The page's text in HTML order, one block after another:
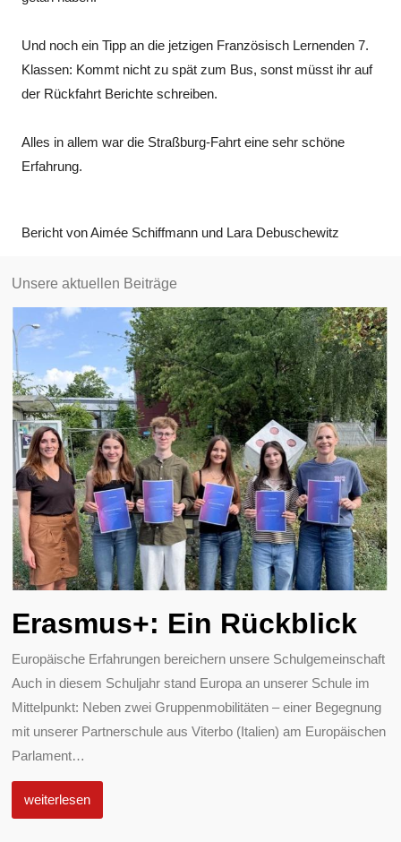
Und noch ein Tipp an die jetzigen Französisch Lernenden 7.
Klassen: Kommt nicht zu spät zum Bus, sonst müsst ihr auf
der Rückfahrt Berichte schreiben.
Alles in allem war die Straßburg-Fahrt eine sehr schöne
Erfahrung.
Bericht von Aimée Schiffmann und Lara Debuschewitz
Unsere aktuellen Beiträge
Erasmus+: Ein Rückblick
Europäische Erfahrungen bereichern unsere Schulgemeinschaft
Auch in diesem Schuljahr stand Europa an unserer Schule im
Mittelpunkt: Neben zwei Gruppenmobilitäten – einer Begegnung
mit unserer Partnerschule aus Viterbo (Italien) am Europäischen
Parlament…
weiterlesen